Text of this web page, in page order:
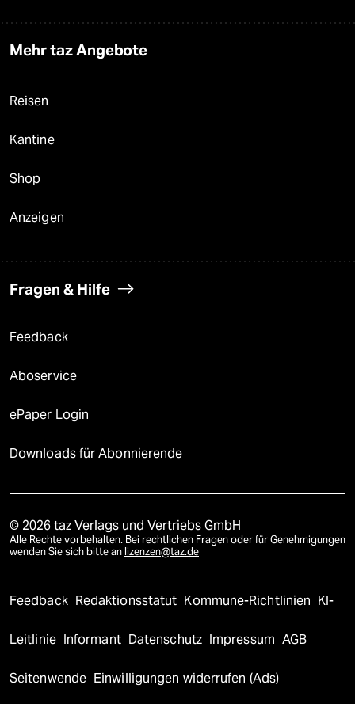
Mehr taz Angebote
Reisen
Kantine
Shop
Anzeigen
Fragen & Hilfe
Feedback
Aboservice
ePaper Login
Downloads für Abonnierende
© 2026 taz Verlags und Vertriebs GmbH
Alle Rechte vorbehalten. Bei rechtlichen Fragen oder für Genehmigungen
wenden Sie sich bitte an lizenzen@taz.de
Feedback Redaktionsstatut Kommune-Richtlinien KI-
Leitlinie Informant Datenschutz Impressum AGB
Seitenwende Einwilligungen widerrufen (Ads)